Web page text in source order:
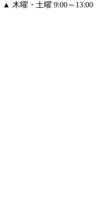
▲ 木曜・土曜 9:00～13:00